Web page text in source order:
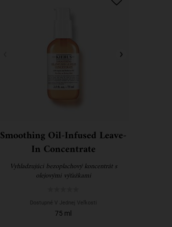
Smoothing Oil-Infused Leave-
In Concentrate
Vyhladzujúci bezoplachový koncentrát s
olejovými výťažkami
Dostupné V Jednej Veľkosti
75 ml